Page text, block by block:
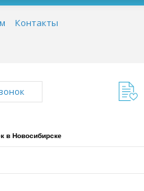
Контакты
в Новосибирске